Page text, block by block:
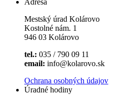
Adresa
Mestský úrad Kolárovo
Kostolné nám. 1
946 03 Kolárovo
tel.: 035 / 790 09 11
email: info@kolarovo.sk
Ochrana osobných údajov
Úradné hodiny